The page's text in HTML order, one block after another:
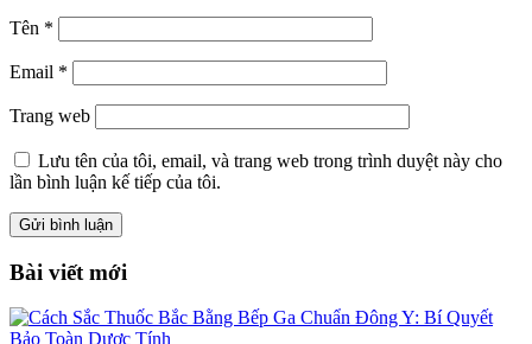
Tên *
Email *
Trang web
Lưu tên của tôi, email, và trang web trong trình duyệt này cho
lần bình luận kế tiếp của tôi.
Bài viết mới